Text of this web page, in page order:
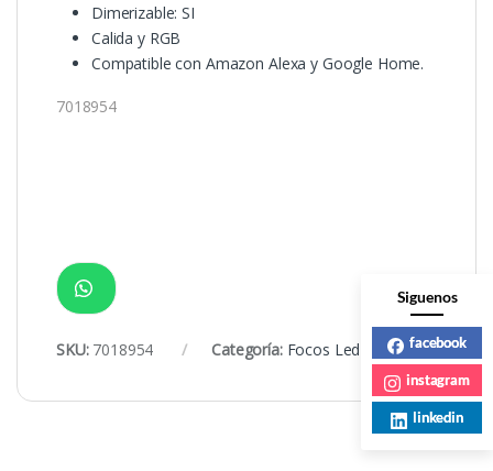
Dimerizable: SI
Calida y RGB
Compatible con Amazon Alexa y Google Home.
7018954
SKU: 7018954 Categoría: Focos Led
Siguenos
facebook
instagram
linkedin